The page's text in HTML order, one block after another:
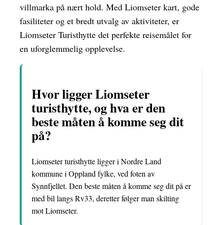
villmarka på nært hold. Med Liomseter kart, gode
fasiliteter og et bredt utvalg av aktiviteter, er
Liomseter Turisthytte det perfekte reisemålet for
en uforglemmelig opplevelse.
Hvor ligger Liomseter
turisthytte, og hva er den
beste måten å komme seg dit
på?
Liomseter turisthytte ligger i Nordre Land
kommune i Oppland fylke, ved foten av
Synnfjellet. Den beste måten å komme seg dit på er
med bil langs Rv33, deretter følger man skilting
mot Liomseter.